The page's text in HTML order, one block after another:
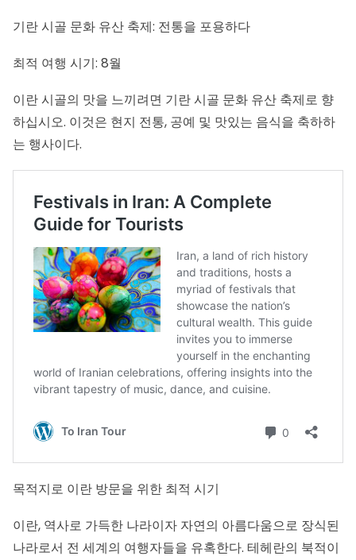
기란 시골 문화 유산 축제: 전통을 포용하다
최적 여행 시기: 8월
이란 시골의 맛을 느끼려면 기란 시골 문화 유산 축제로 향
하십시오. 이것은 현지 전통, 공예 및 맛있는 음식을 축하하
는 행사이다.
목적지로 이란 방문을 위한 최적 시기
이란, 역사로 가득한 나라이자 자연의 아름다움으로 장식된
나라로서 전 세계의 여행자들을 유혹한다. 테헤란의 북적이